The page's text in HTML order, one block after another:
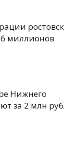
миллионов
Нижнего
за 2 млн